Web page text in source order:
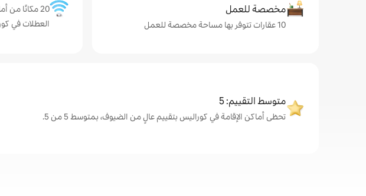
مخصصة للعمل
10 عقارات تتوفر بها مساحة مخصصة للعمل
20 مكانًا من
العطلات في
متوسط التقييم: 5
تحظى أماكن الإقامة في كوراليس بتقييم عالٍ من الضيوف، بمتوسط 5 من 5.